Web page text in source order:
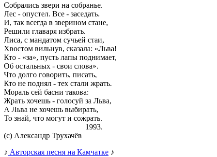
Собрались звери на собранье.
Лес - опустел. Все - заседать.
И, так всегда в зверином стане,
Решили главаря избрать.
Лиса, с мандатом сучьей стаи,
Хвостом вильнув, сказала: «Льва!
Кто - «за», пусть лапы поднимает,
Об остальных - свои слова».
Что долго говорить, писать,
Кто не поднял - тех стали жрать.
Мораль сей басни такова:
Жрать хочешь - голосуй за Льва,
А Льва не хочешь выбирать,
То знай, что могут и сожрать.
1993.
(с) Александр Трухачёв
♪ Авторская песня на Камчатке ♪